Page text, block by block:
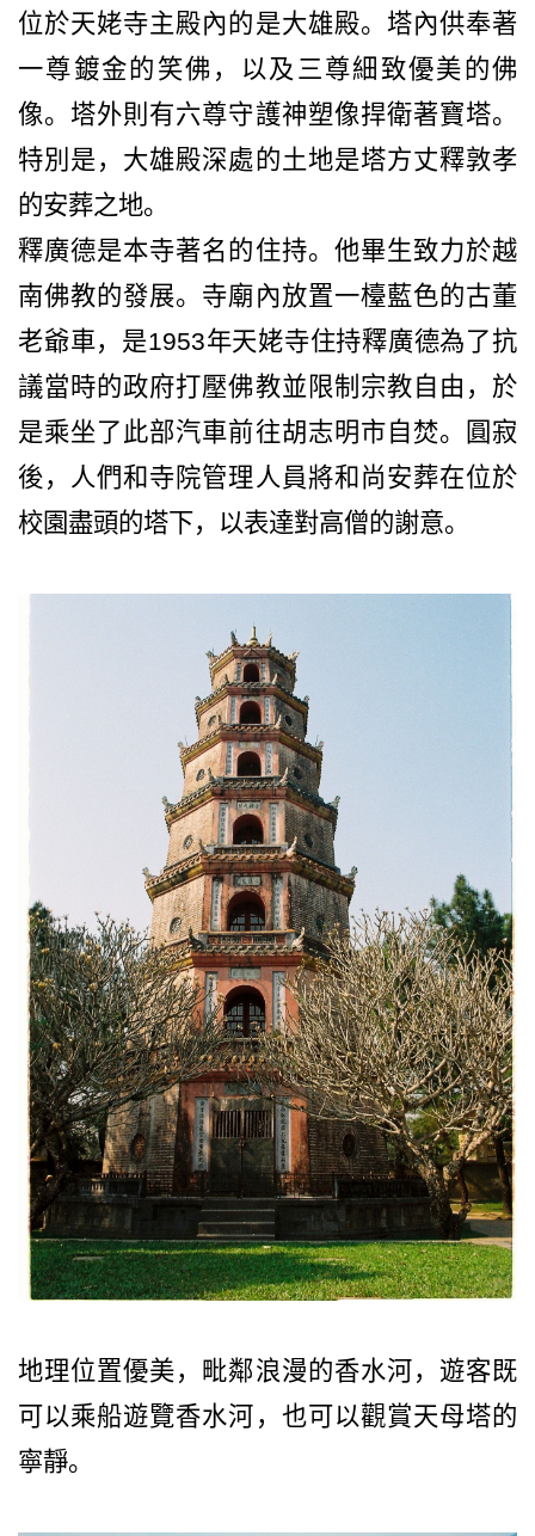
位於天姥寺主殿內的是大雄殿。塔內供奉著
一尊鍍金的笑佛，以及三尊細致優美的佛
像。塔外則有六尊守護神塑像捍衛著寶塔。
特別是，大雄殿深處的土地是塔方丈釋敦孝
的安葬之地。
釋廣德是本寺著名的住持。他畢生致力於越
南佛教的發展。寺廟內放置一檯藍色的古董
老爺車，是1953年天姥寺住持釋廣德為了抗
議當時的政府打壓佛教並限制宗教自由，於
是乘坐了此部汽車前往胡志明市自焚。圓寂
後，人們和寺院管理人員將和尚安葬在位於
校園盡頭的塔下，以表達對高僧的謝意。
地理位置優美，毗鄰浪漫的香水河，遊客既
可以乘船遊覽香水河，也可以觀賞天母塔的
寧靜。